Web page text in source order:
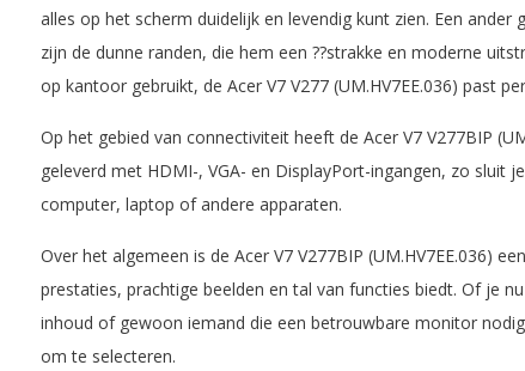
alles op het scherm duidelijk en levendig kunt zien. Een
zijn de dunne randen, die hem een ??strakke en moderne
op kantoor gebruikt, de Acer V7 V277 (UM.HV7EE.036) past
Op het gebied van connectiviteit heeft de Acer V7 V277BIP
geleverd met HDMI-, VGA- en DisplayPort-ingangen, zo sluit
computer, laptop of andere apparaten.
Over het algemeen is de Acer V7 V277BIP (UM.HV7EE.036)
prestaties, prachtige beelden en tal van functies biedt. Of je
inhoud of gewoon iemand die een betrouwbare monitor
om te selecteren.